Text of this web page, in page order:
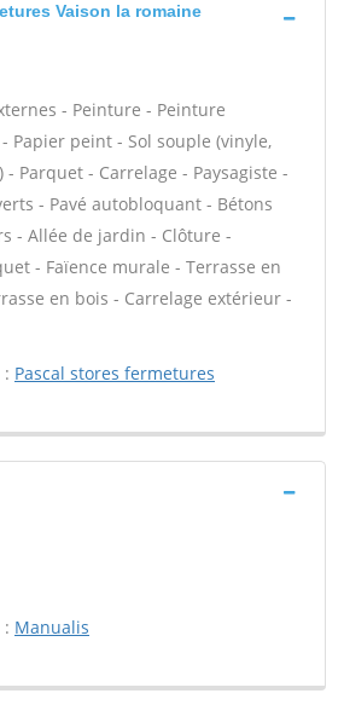
Vaison la romaine
- Peinture - Peinture
Papier peint - Sol souple (vinyle,
- Parquet - Carrelage - Paysagiste -
- Pavé autobloquant - Bétons
- Allée de jardin - Clôture -
- Faïence murale - Terrasse en
en bois - Carrelage extérieur -
Pascal stores fermetures
Manualis